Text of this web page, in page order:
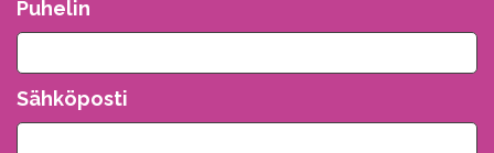
Puhelin
Sähköposti